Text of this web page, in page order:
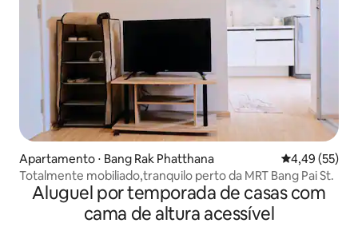
Apartamento ⋅ Bang Rak Phatthana 4,49 de uma
4,49 (55)
Totalmente mobiliado,tranquilo perto da MRT Bang Pai St.
Aluguel por temporada de casas com
cama de altura acessível